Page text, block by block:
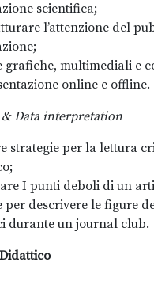
scientifica;
l’attenzione del
grafiche, multimediali e
online e offline.
Data interpretation
strategie per la lettura
I punti deboli di un
per descrivere le figure
durante un journal club.